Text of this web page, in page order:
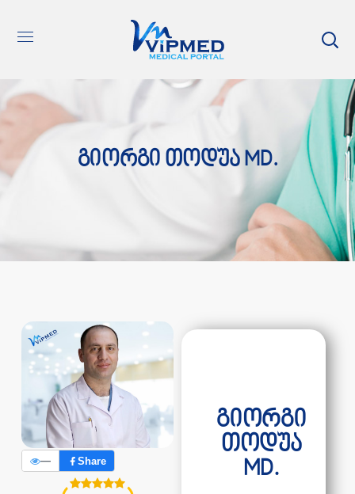
Გიორგი Თოდუა MD.
— Share
გიორგი
თოდუა
MD.